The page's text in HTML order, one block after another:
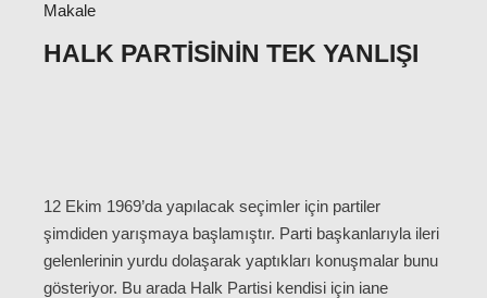
Makale
HALK PARTISININ TEK YANLIŞI
12 Ekim 1969’da yapılacak seçimler için partiler
şimdiden yarışmaya başlamıştır. Parti başkanlarıyla ileri
gelenlerinin yurdu dolaşarak yaptıkları konuşmalar bunu
gösteriyor. Bu arada Halk Partisi kendisi için iane